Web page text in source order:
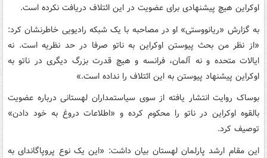
اوکراین هیچ پیشنهادی برای عضویت در این ائتلاف دریافت نکرده است.
به گزارش «ریانووستی» او در مصاحبه‌ با یک شبکه رادیویی خاطرنشان کرد:
«از نظر من بحث پیوستن اوکراین به ناتو صرفا در حد نظریه است. نه
ایالات متحده و نه آلمان، فرانسه و هیچ قدرت بزرگ دیگری در ناتو به
اوکراین پیشنهاد پیوستن به این ائتلاف را نداده است.»
بوساک روایت انتشار یافته از سوی سیاستمداران لهستانی درباره عضویت
بالقوه اوکراین در ناتو را محکوم کرده و «اطلاعات دروغ به خود دادن»
توصیف کرد.
این مقام ارشد پارلمان لهستان بیان داشت: «این یک نوع پروپاگاندای به